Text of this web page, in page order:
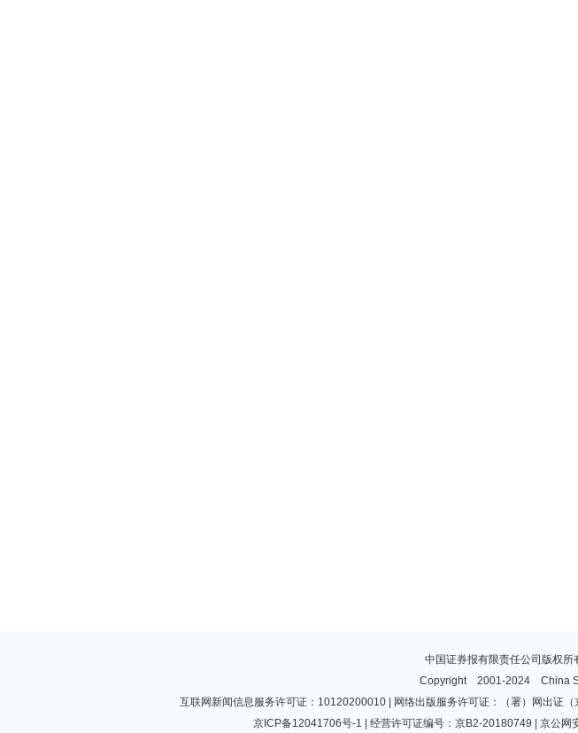
中国证券报有限责任公司版权所
Copyright 2001-2024 China
互联网新闻信息服务许可证：10120200010 | 网络出版服务许可证：（署）网出证
京ICP备12041706号-1 | 经营许可证编号：京B2-20180749 | 京公